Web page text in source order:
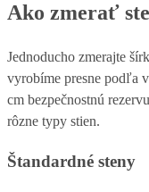
Ako zmerať
Jednoducho zmerajte
vyrobíme presne podľa
cm bezpečnostnú
rôzne typy stien.
Štandardné steny